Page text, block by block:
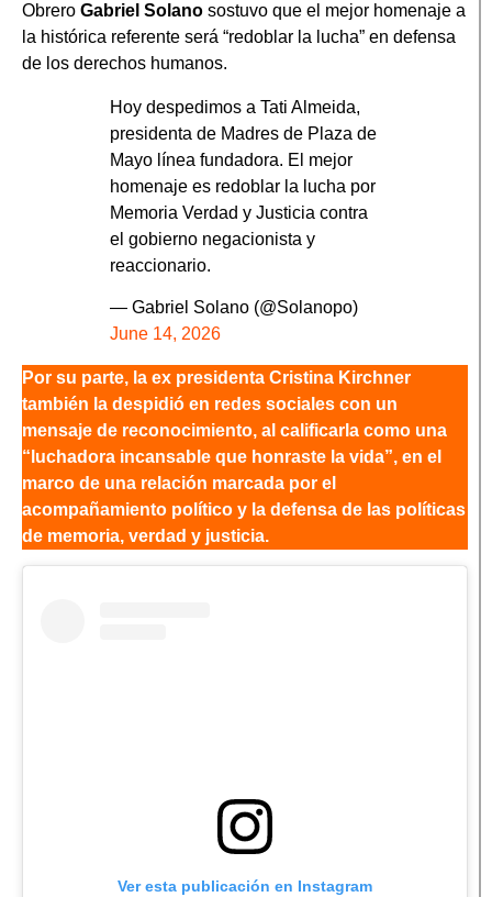
Obrero Gabriel Solano sostuvo que el mejor homenaje a
la histórica referente será “redoblar la lucha” en defensa
de los derechos humanos.
Hoy despedimos a Tati Almeida,
presidenta de Madres de Plaza de
Mayo línea fundadora. El mejor
homenaje es redoblar la lucha por
Memoria Verdad y Justicia contra
el gobierno negacionista y
reaccionario.
— Gabriel Solano (@Solanopo)
June 14, 2026
Por su parte, la ex presidenta Cristina Kirchner
también la despidió en redes sociales con un
mensaje de reconocimiento, al calificarla como una
“luchadora incansable que honraste la vida”, en el
marco de una relación marcada por el
acompañamiento político y la defensa de las políticas
de memoria, verdad y justicia.
Ver esta publicación en Instagram